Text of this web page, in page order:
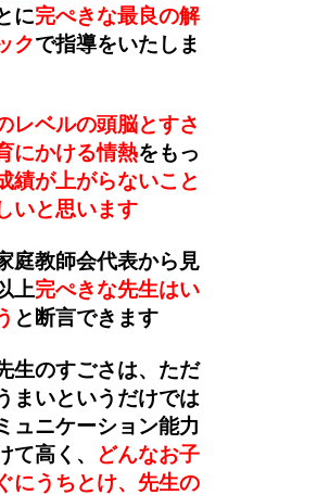
に完ぺきな最良の解
クで指導をいたしま
レベルの頭脳とすさ
にかける情熱をもっ
績が上がらないこと
いと思います
庭教師会代表から見
上完ぺきな先生はい
と断言できます
生のすごさは、ただ
まいというだけでは
ュニケーション能力
て高く、
どんなお子
にうちとけ、先生の